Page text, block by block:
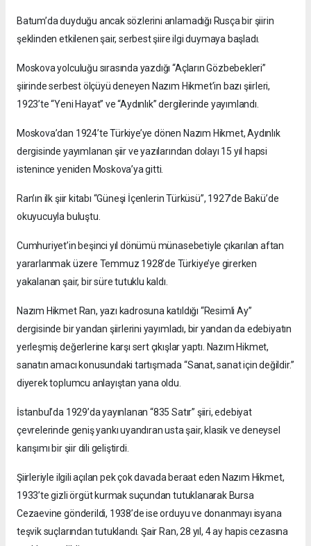
Batum’da duyduğu ancak sözlerini anlamadığı Rusça bir şiirin
şeklinden etkilenen şair, serbest şiire ilgi duymaya başladı.
Moskova yolculuğu sırasında yazdığı “Açların Gözbebekleri”
şiirinde serbest ölçüyü deneyen Nazım Hikmet’in bazı şiirleri,
1923’te “Yeni Hayat” ve “Aydınlık” dergilerinde yayımlandı.
Moskova’dan 1924’te Türkiye’ye dönen Nazım Hikmet, Aydınlık
dergisinde yayımlanan şiir ve yazılarından dolayı 15 yıl hapsi
istenince yeniden Moskova’ya gitti.
Ran’ın ilk şiir kitabı “Güneşi İçenlerin Türküsü”, 1927’de Bakü’de
okuyucuyla buluştu.
Cumhuriyet’in beşinci yıl dönümü münasebetiyle çıkarılan aftan
yararlanmak üzere Temmuz 1928’de Türkiye’ye girerken
yakalanan şair, bir süre tutuklu kaldı.
Nazım Hikmet Ran, yazı kadrosuna katıldığı “Resimli Ay”
dergisinde bir yandan şiirlerini yayımladı, bir yandan da edebiyatın
yerleşmiş değerlerine karşı sert çıkışlar yaptı. Nazım Hikmet,
sanatın amacı konusundaki tartışmada “Sanat, sanat için değildir.”
diyerek toplumcu anlayıştan yana oldu.
İstanbul’da 1929’da yayınlanan “835 Satır” şiiri, edebiyat
çevrelerinde geniş yankı uyandıran usta şair, klasik ve deneysel
karışımı bir şiir dili geliştirdi.
Şiirleriyle ilgili açılan pek çok davada beraat eden Nazım Hikmet,
1933’te gizli örgüt kurmak suçundan tutuklanarak Bursa
Cezaevine gönderildi, 1938’de ise orduyu ve donanmayı isyana
teşvik suçlarından tutuklandı. Şair Ran, 28 yıl, 4 ay hapis cezasına